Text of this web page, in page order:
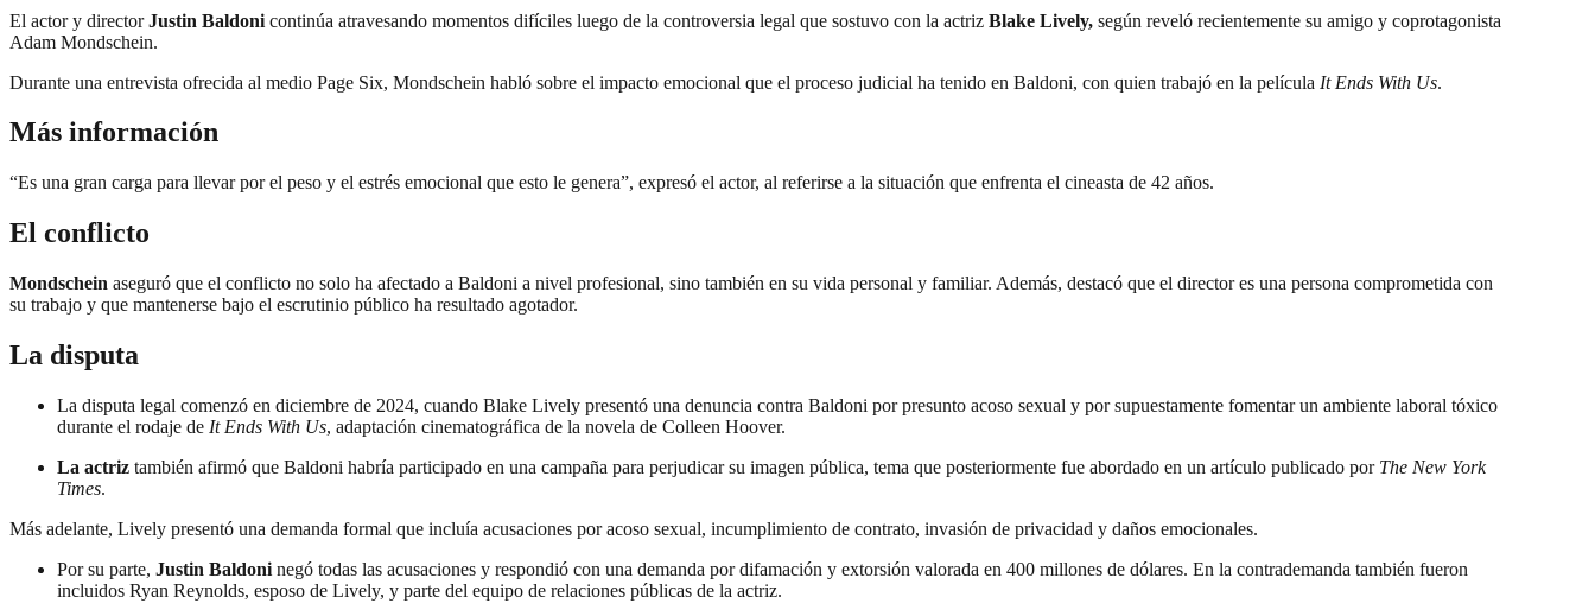
El actor y directorJustin Baldoni continúa atravesando momentos difíciles luego de la controversia legal que sostuvo con la actriz Blake Lively, según reveló recientemente su amigo y coprotagonista
Adam Mondschein.
Durante una entrevista ofrecida al medio Page Six, Mondschein habló sobre el impacto emocional que el proceso judicial ha tenido en Baldoni, con quien trabajó en la película It Ends With Us.
Más información
“Es una gran carga para llevar por el peso y el estrés emocional que esto le genera”, expresó el actor, al referirse a la situación que enfrenta el cineasta de 42 años.
El conflicto
Mondschein aseguró que el conflicto no solo ha afectado a Baldoni a nivel profesional, sino también en su vida personal y familiar. Además, destacó que el director es una persona comprometida con
su trabajo y que mantenerse bajo el escrutinio público ha resultado agotador.
La disputa
La disputa legal comenzó en diciembre de 2024, cuando Blake Lively presentó una denuncia contra Baldoni por presunto acoso sexual y por supuestamente fomentar un ambiente laboral tóxico
durante el rodaje de It Ends With Us, adaptación cinematográfica de la novela de Colleen Hoover.
La actriz también afirmó que Baldoni habría participado en una campaña para perjudicar su imagen pública, tema que posteriormente fue abordado en un artículo publicado por The New York
Times.
Más adelante, Lively presentó una demanda formal que incluía acusaciones por acoso sexual, incumplimiento de contrato, invasión de privacidad y daños emocionales.
Por su parte, Justin Baldoni negó todas las acusaciones y respondió con una demanda por difamación y extorsión valorada en 400 millones de dólares. En la contrademanda también fueron
incluidos Ryan Reynolds, esposo de Lively, y parte del equipo de relaciones públicas de la actriz.